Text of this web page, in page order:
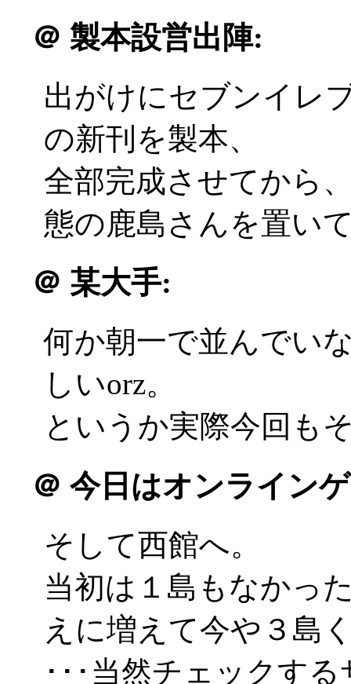
＠ 製本設営出陣:
出がけにセブンイレ
の新刊を製本、
全部完成させてから
態の鹿島さんを置い
＠ 某大手:
何か朝一で並んでい
しいorz。
というか実際今回も
＠ 今日はオンライン
そして西館へ。
当初は１島もなかっ
えに増えて今や３島
･･･当然チェックす